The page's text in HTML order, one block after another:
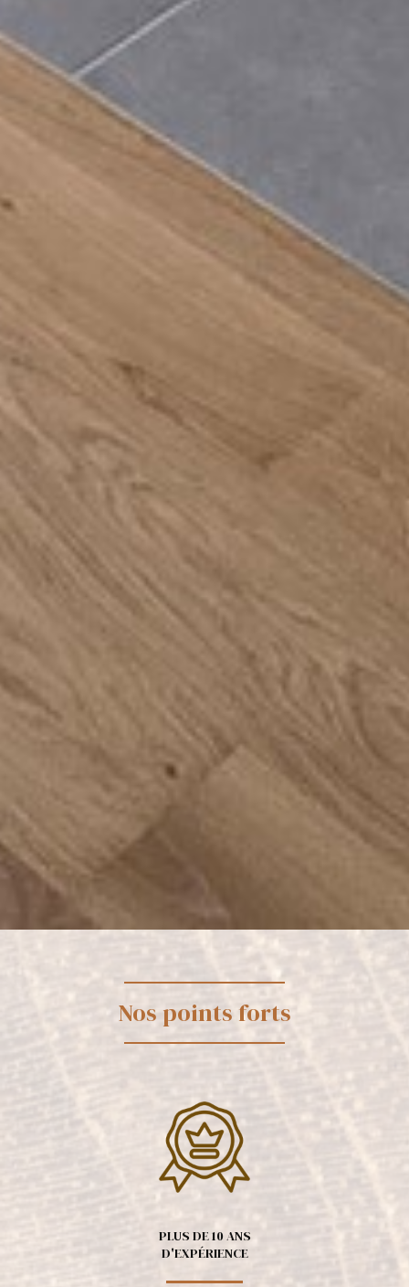
Nos points forts
PLUS DE 10 ANS
D'EXPÉRIENCE